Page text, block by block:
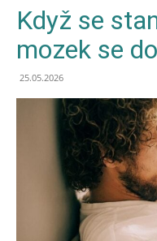
Když se
mozek se
25.05.2026